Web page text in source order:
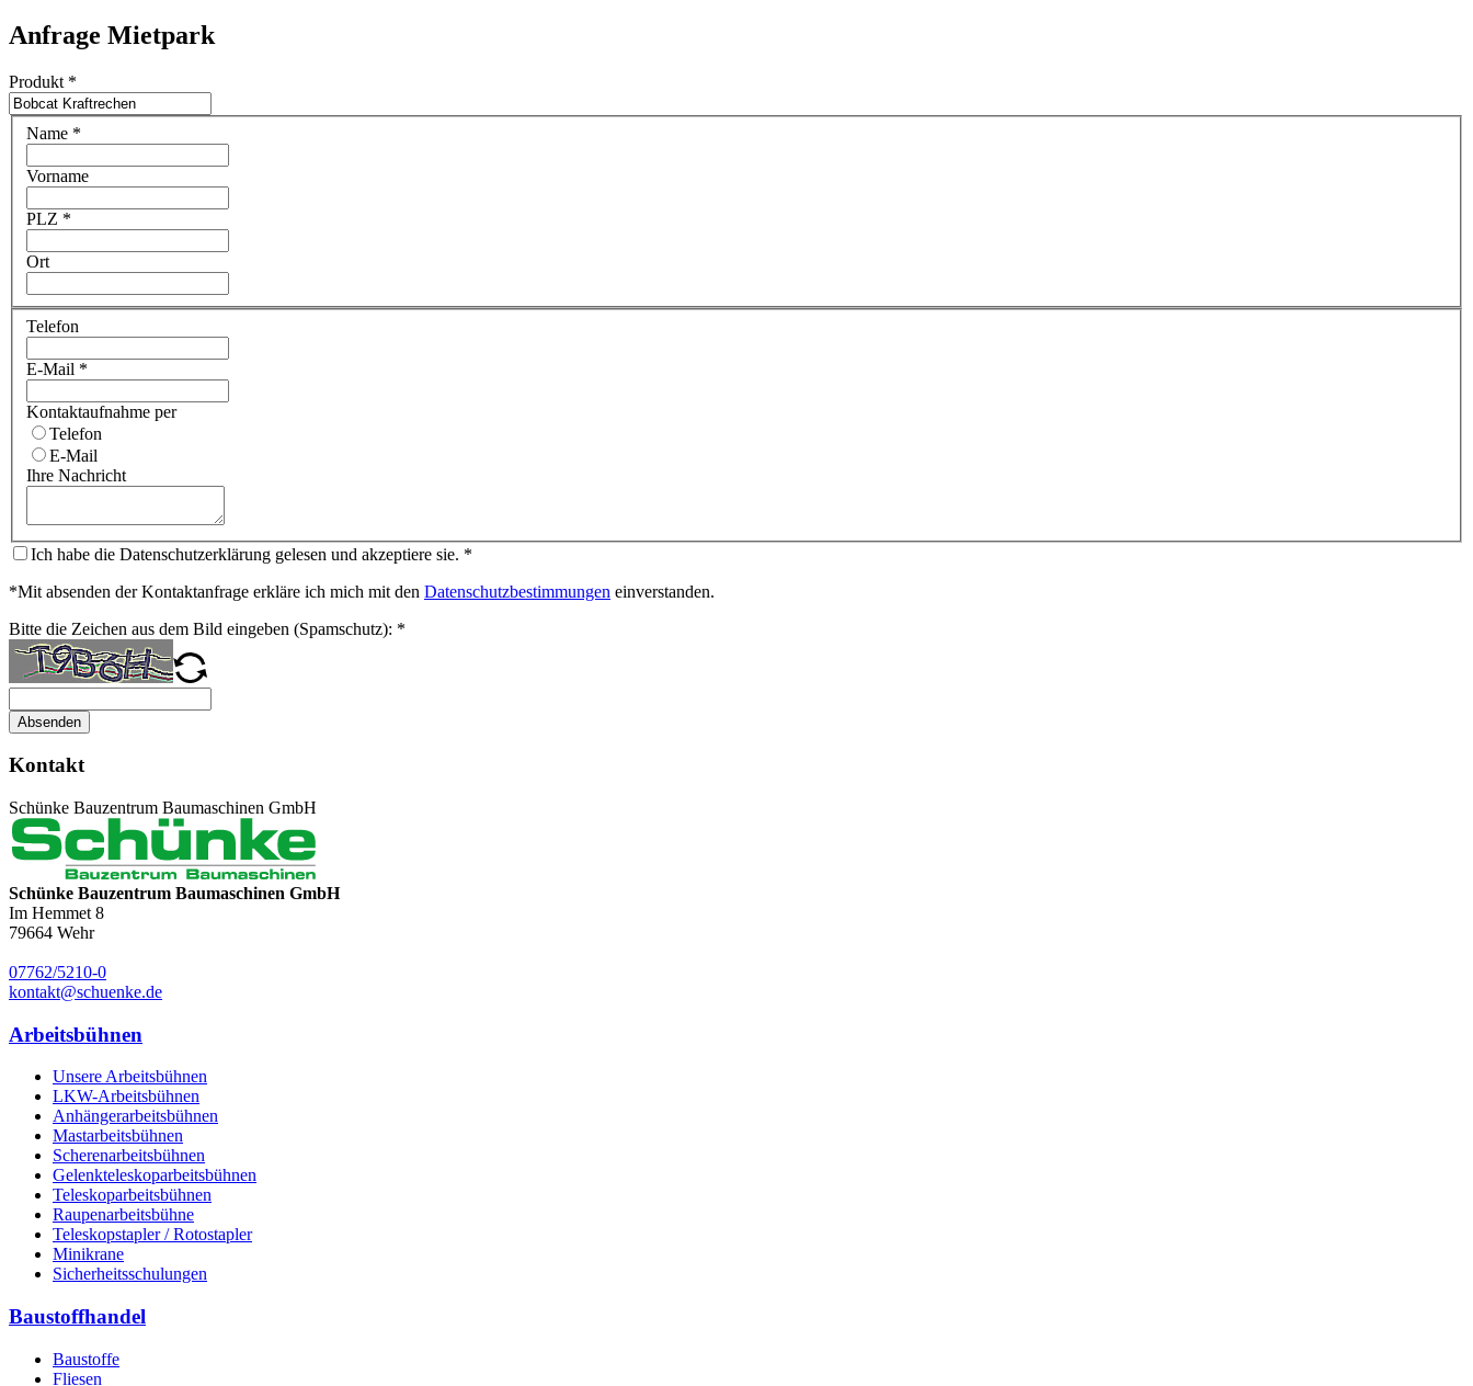
Anfrage Mietpark
Produkt *
Name *
Vorname
PLZ *
Ort
Telefon
E-Mail *
Kontaktaufnahme per
Telefon
E-Mail
Ihre Nachricht
Ich habe die Datenschutzerklärung gelesen und akzeptiere sie. *
*Mit absenden der Kontaktanfrage erkläre ich mich mit den Datenschutzbestimmungen einverstanden.
Bitte die Zeichen aus dem Bild eingeben (Spamschutz): *
Absenden
Kontakt
Schünke Bauzentrum Baumaschinen GmbH
Schünke Bauzentrum Baumaschinen GmbH
Im Hemmet 8
79664 Wehr
07762/5210-0
kontakt@schuenke.de
Arbeitsbühnen
Unsere Arbeitsbühnen
LKW-Arbeitsbühnen
Anhängerarbeitsbühnen
Mastarbeitsbühnen
Scherenarbeitsbühnen
Gelenkteleskoparbeitsbühnen
Teleskoparbeitsbühnen
Raupenarbeitsbühne
Teleskopstapler / Rotostapler
Minikrane
Sicherheitsschulungen
Baustoffhandel
Baustoffe
Fliesen